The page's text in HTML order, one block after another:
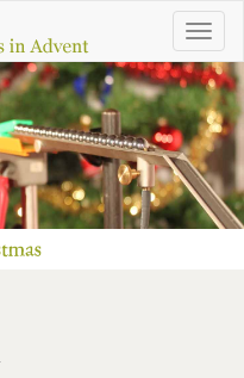
Toggle